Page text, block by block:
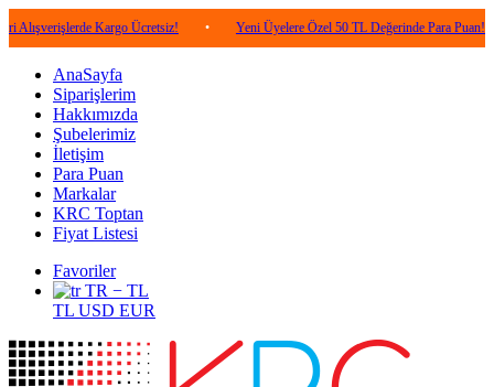
Kargo Ücretsiz! • Yeni Üyelere Özel 50 TL Değerinde Para Puan! •
AnaSayfa
Siparişlerim
Hakkımızda
Şubelerimiz
İletişim
Para Puan
Markalar
KRC Toptan
Fiyat Listesi
Favoriler
TR − TL
TL USD EUR